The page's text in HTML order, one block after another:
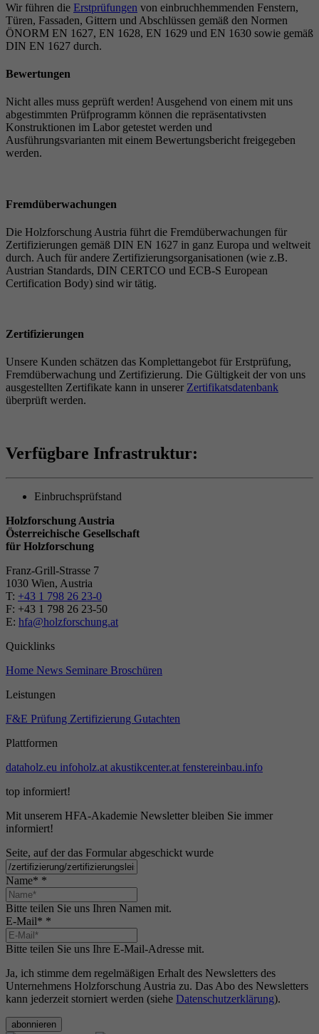
Wir führen die Erstprüfungen von einbruchhemmenden Fenstern,
Türen, Fassaden, Gittern und Abschlüssen gemäß den Normen
ÖNORM EN 1627, EN 1628, EN 1629 und EN 1630 sowie gemäß
DIN EN 1627 durch.
Bewertungen
Nicht alles muss geprüft werden! Ausgehend von einem mit uns
abgestimmten Prüfprogramm können die repräsentativsten
Konstruktionen im Labor getestet werden und
Ausführungsvarianten mit einem Bewertungsbericht freigegeben
werden.
Fremdüberwachungen
Die Holzforschung Austria führt die Fremdüberwachungen für
Zertifizierungen gemäß DIN EN 1627 in ganz Europa und weltweit
durch. Auch für andere Zertifizierungsorganisationen (wie z.B.
Austrian Standards, DIN CERTCO und ECB-S European
Certification Body) sind wir tätig.
Zertifizierungen
Unsere Kunden schätzen das Komplettangebot für Erstprüfung,
Fremdüberwachung und Zertifizierung. Die Gültigkeit der von uns
ausgestellten Zertifikate kann in unserer Zertifikatsdatenbank
überprüft werden.
Verfügbare Infrastruktur:
Einbruchsprüfstand
Holzforschung Austria
Österreichische Gesellschaft
für Holzforschung
Franz-Grill-Strasse 7
1030 Wien, Austria
T: +43 1 798 26 23-0
​​F: +43 1 798 26 23-50
E: hfa@holzforschung.at
Quicklinks
Home News Seminare Broschüren
Leistungen
F&E Prüfung Zertifizierung Gutachten
Plattformen
dataholz.eu infoholz.at akustikcenter.at fenstereinbau.info
top informiert!
Mit unserem HFA-Akademie Newsletter bleiben Sie immer
informiert!
Seite, auf der das Formular abgeschickt wurde
Name* *
Bitte teilen Sie uns Ihren Namen mit.
E-Mail* *
Bitte teilen Sie uns Ihre E-Mail-Adresse mit.
Ja, ich stimme dem regelmäßigen Erhalt des Newsletters des
Unternehmens Holzforschung Austria zu. Das Abo des Newsletters
kann jederzeit storniert werden (siehe Datenschutzerklärung).
abonnieren